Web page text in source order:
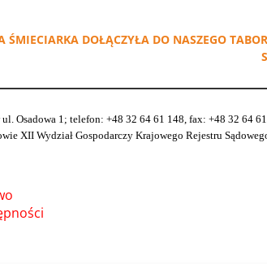
ŚMIECIARKA DOŁĄCZYŁA DO NASZEGO
Osadowa 1; telefon: +48 32 64 61 148, fax: +48 32 64
XII Wydział Gospodarczy Krajowego Rejestru